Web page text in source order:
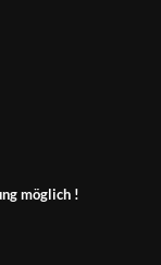
möglich !